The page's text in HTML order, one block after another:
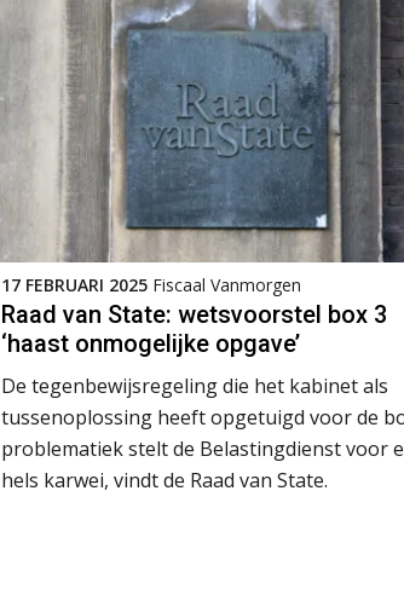
17 FEBRUARI 2025 Fiscaal Vanmorgen
Raad van State: wetsvoorstel box 3
‘haast onmogelijke opgave’
De tegenbewijsregeling die het kabinet als
tussenoplossing heeft opgetuigd voor de
problematiek stelt de Belastingdienst voor
hels karwei, vindt de Raad van State.